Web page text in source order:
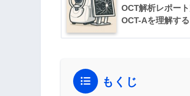
OCT解析レポー
OCT-Aを理解する
もくじ